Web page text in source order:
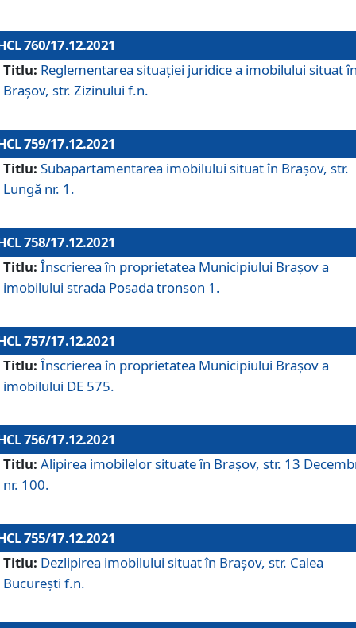
760/17.12.2021
Titlu: Reglementarea situației juridice a imobilului situat
Brașov, str. Zizinului f.n.
759/17.12.2021
Titlu: Subapartamentarea imobilului situat în Brașov, str.
Lungă nr. 1.
758/17.12.2021
Titlu: Înscrierea în proprietatea Municipiului Brașov a
imobilului strada Posada tronson 1.
757/17.12.2021
Titlu: Înscrierea în proprietatea Municipiului Brașov a
imobilului DE 575.
756/17.12.2021
Titlu: Alipirea imobilelor situate în Brașov, str. 13
nr. 100.
755/17.12.2021
Titlu: Dezlipirea imobilului situat în Brașov, str. Calea
București f.n.